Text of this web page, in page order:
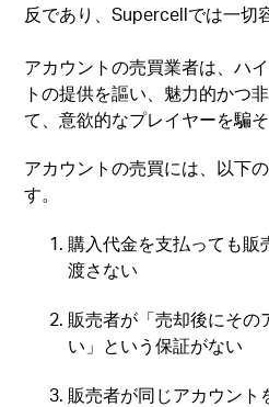
反であり、Supercellでは一切
アカウントの売買業者は、ハ
トの提供を謳い、魅力的かつ
て、意欲的なプレイヤーを騙そ
アカウントの売買には、以下
す。
購入代金を支払っても販
渡さない
販売者が「売却後にその
い」という保証がない
販売者が同じアカウント